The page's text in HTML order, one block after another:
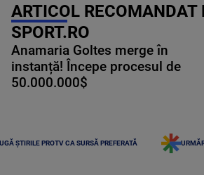
ARTICOL RECOMANDAT
SPORT.RO
Anamaria Goltes merge în
instanță! Începe procesul de
50.000.000$
ȘTIRILE PROTV CA SURSĂ PREFERATĂ